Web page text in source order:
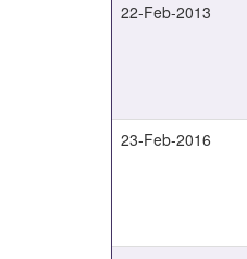
22-Feb-2013
23-Feb-2016